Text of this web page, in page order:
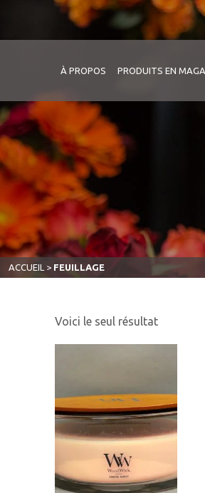
À PROPOS PRODUITS EN
ACCUEIL > FEUILLAGE
Voici le seul résultat